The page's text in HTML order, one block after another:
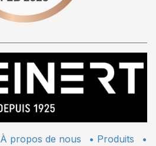
À propos de nous • ​Produits
•